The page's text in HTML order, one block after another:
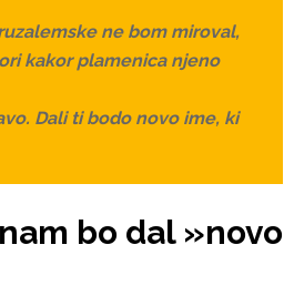
ne bom miroval,
kakor plamenica njeno
Dali ti bodo novo ime, ki
bo dal »novo